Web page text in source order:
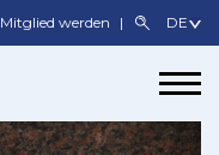
Mitglied werden